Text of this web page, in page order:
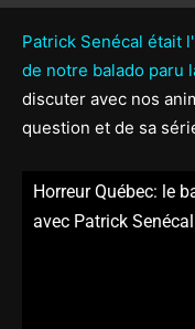
Patrick Senécal était
de notre balado paru
discuter avec nos
question et de sa
Horreur Québec: le
avec Patrick Senécal